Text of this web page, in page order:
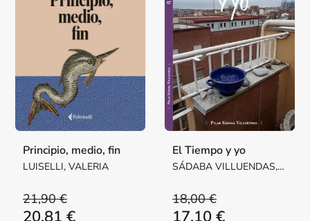
Principio, medio, fin
LUISELLI, VALERIA
21,90 €
20,81 €
El Tiempo y yo
SÁDABA VILLUENDAS,
18,00 €
17,10 €